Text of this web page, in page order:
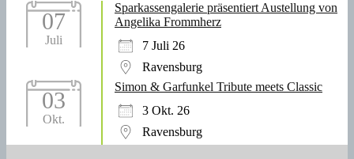
07
Juli
Sparkassengalerie präsentiert Austellung von
Angelika Frommherz
7 Juli 26
Ravensburg
03
Okt.
Simon & Garfunkel Tribute meets Classic
3 Okt. 26
Ravensburg